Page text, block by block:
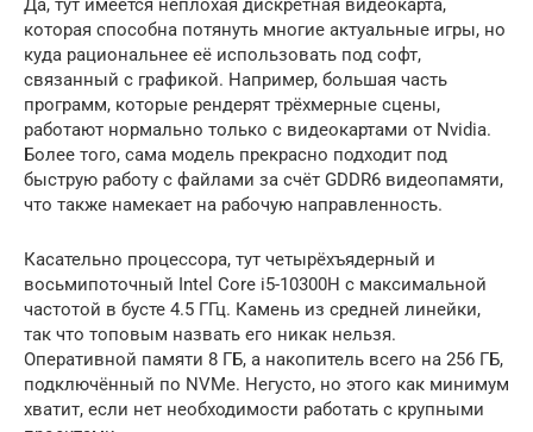
Да, тут имеется неплохая дискретная видеокарта,
которая способна потянуть многие актуальные игры, но
куда рациональнее её использовать под софт,
связанный с графикой. Например, большая часть
программ, которые рендерят трёхмерные сцены,
работают нормально только с видеокартами от Nvidia.
Более того, сама модель прекрасно подходит под
быструю работу с файлами за счёт GDDR6 видеопамяти,
что также намекает на рабочую направленность.
Касательно процессора, тут четырёхъядерный и
восьмипоточный Intel Core i5-10300H с максимальной
частотой в бусте 4.5 ГГц. Камень из средней линейки,
так что топовым назвать его никак нельзя.
Оперативной памяти 8 ГБ, а накопитель всего на 256 ГБ,
подключённый по NVMe. Негусто, но этого как минимум
хватит, если нет необходимости работать с крупными